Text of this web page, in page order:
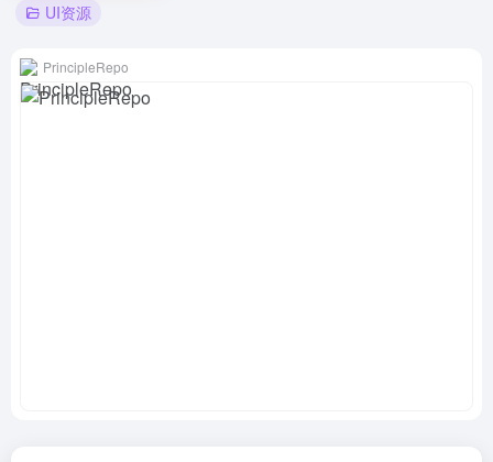
UI资源
PrincipleRepo